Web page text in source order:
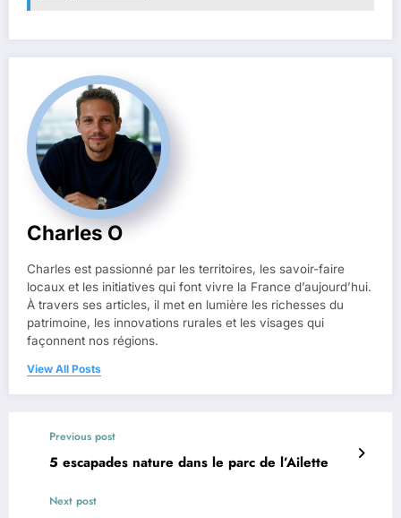
Charles O
Charles est passionné par les territoires, les savoir-faire
locaux et les initiatives qui font vivre la France d’aujourd’hui.
À travers ses articles, il met en lumière les richesses du
patrimoine, les innovations rurales et les visages qui
façonnent nos régions.
View All Posts
Previous post
5 escapades nature dans le parc de l’Ailette
Next post